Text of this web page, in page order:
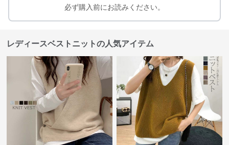
必ず購入前にお読みください。
レディースベストニットの人気アイテム